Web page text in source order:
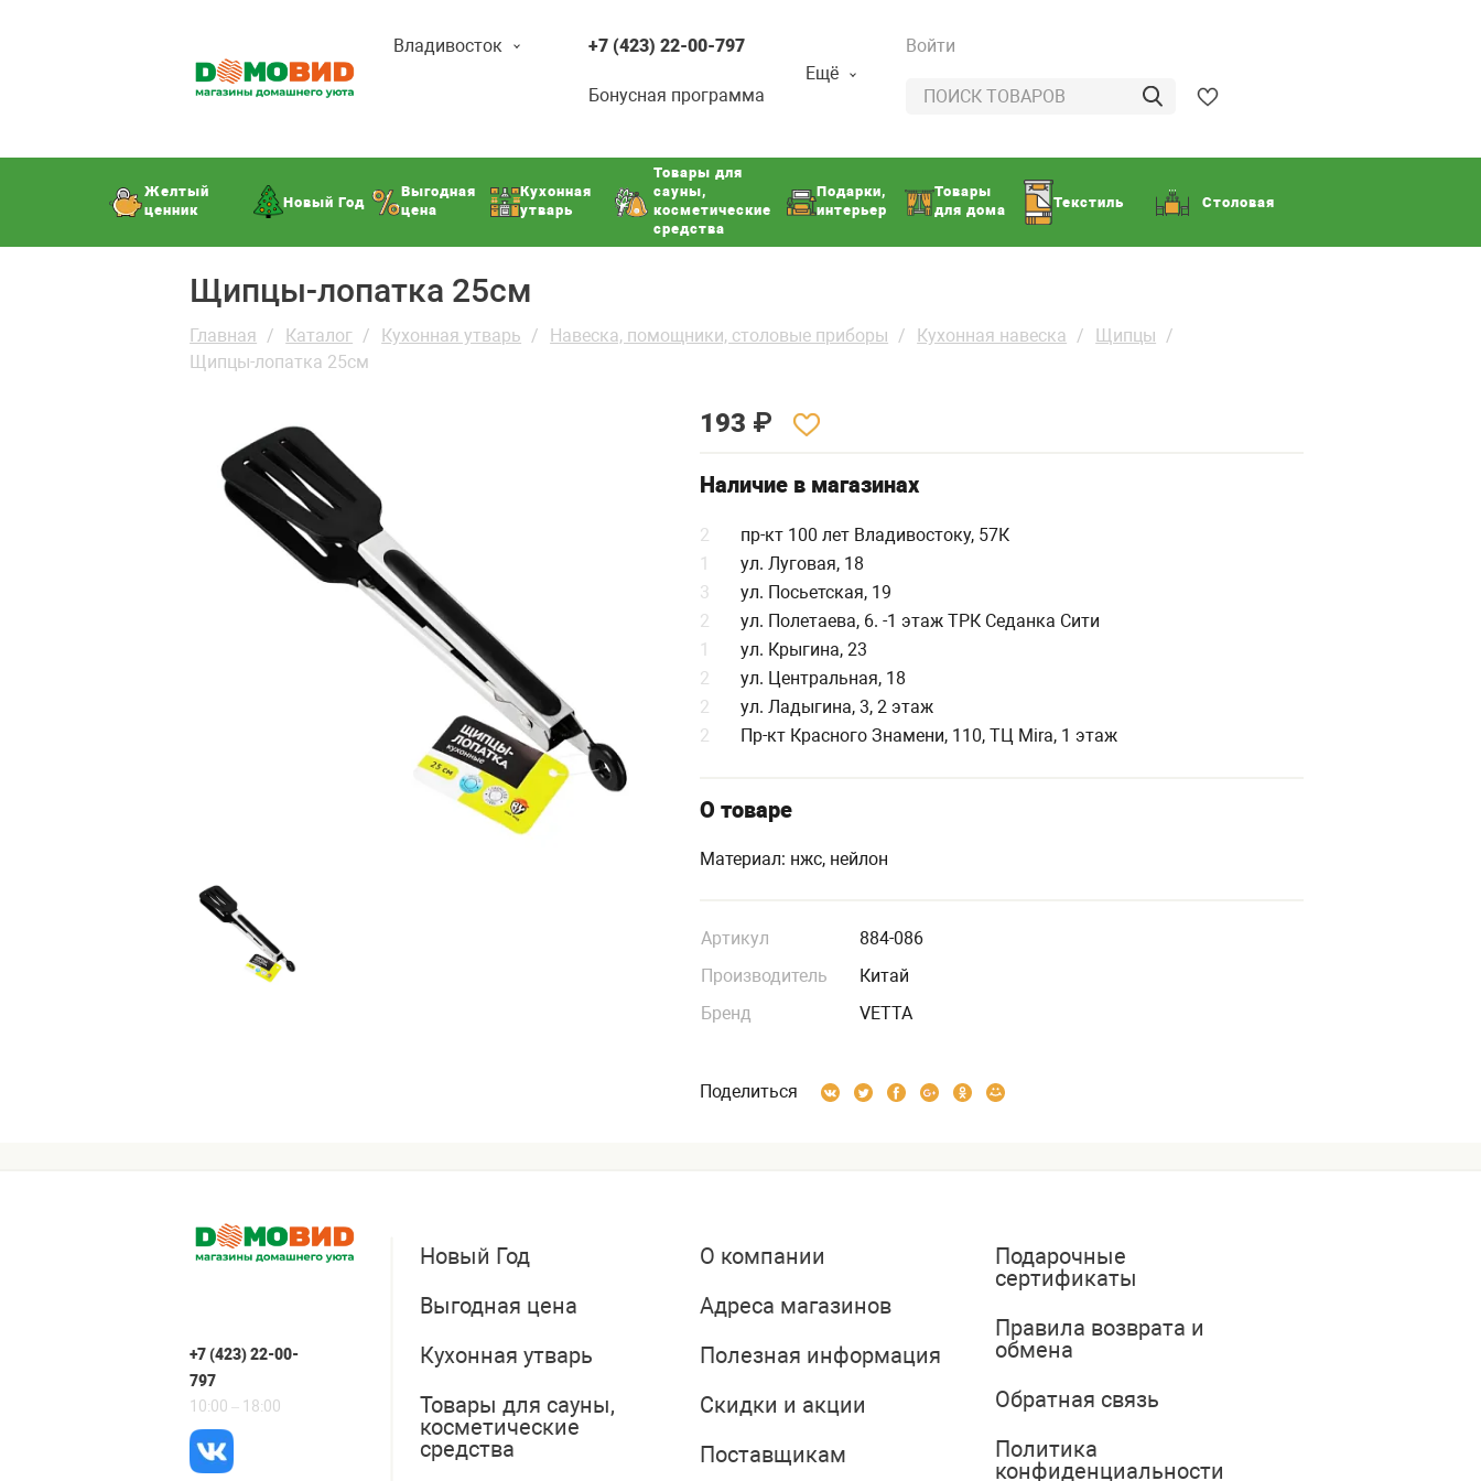
Владивосток +7 (423) 22-00-797
Бонусная программа
Ещё
Войти
Желтый
ценник
Новый Год
Выгодная
цена
Кухонная
утварь
Товары для
сауны,
косметические
средства
Подарки,
интерьер
Товары
для дома
Текстиль Столовая
Щипцы-лопатка 25см
Главная Каталог Кухонная утварь Навеска, помощники, столовые приборы Кухонная навеска
Щипцы
Щипцы-лопатка 25см
193 ₽
Наличие в магазинах
2
пр-кт 100 лет Владивостоку, 57К
1
ул. Луговая, 18
3
ул. Посьетская, 19
2
ул. Полетаева, 6. -1 этаж ТРК Седанка Сити
1
ул. Крыгина, 23
2
ул. Центральная, 18
2
ул. Ладыгина, 3, 2 этаж
2
Пр-кт Красного Знамени, 110, ТЦ Mira, 1 этаж
О товаре
Материал: нжс, нейлон
Артикул
884-086
Производитель
Китай
Бренд
VETTA
Поделиться
+7 (423) 22-00-
797
10:00 – 18:00
Новый Год
Выгодная цена
Кухонная утварь
Товары для сауны,
косметические
средства
О компании
Адреса магазинов
Полезная информация
Скидки и акции
Поставщикам
Подарочные
сертификаты
Правила возврата и
обмена
Обратная связь
Политика
конфиденциальности